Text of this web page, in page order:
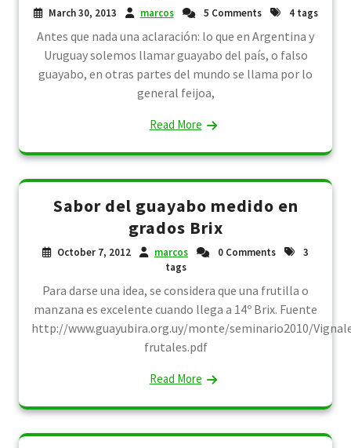
March 30, 2013 marcos 5 Comments 4 tags
Antes que nada una aclaración: lo que en Argentina y
Uruguay solemos llamar guayabo del país, o falso
guayabo, en otras partes del mundo se llama por lo
general feijoa,
Read More
Sabor del guayabo medido en
grados Brix
October 7, 2012 marcos 0 Comments
3
tags
Para darse una idea, se considera que una frutilla o
manzana es excelente cuando llega a 14º Brix. Fuente
http://www.guayubira.org.uy/monte/seminario2010/
frutales.pdf
Read More